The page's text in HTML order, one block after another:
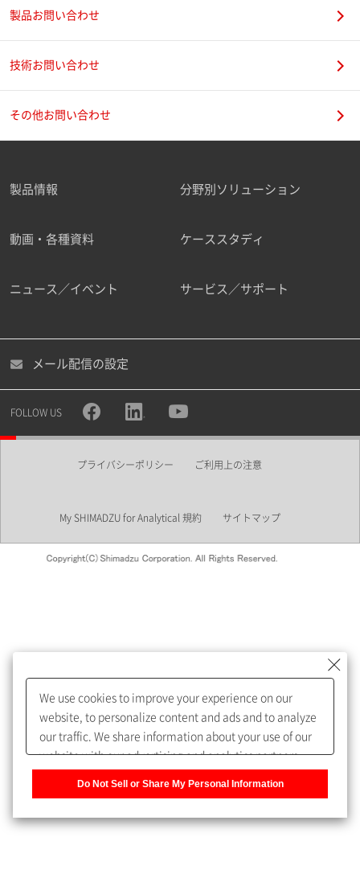
ご勤務先
職種
めします。
My SHIMADZU for Analyticalへ登録いただくと、技術情報や
取扱説明書・Webinarなどの閲覧ができます。
うになります。
製品お問い合わせ
技術お問い合わせ
その他お問い合わせ
製品情報 分野別ソリューション
動画・各種資料 ケーススタディ
ニュース／イベント サービス／サポート
メール配信の設定
FOLLOW US
プライバシーポリシー ご利用上の注意
My SHIMADZU for Analytical 規約 サイトマップ
We use cookies to improve your experience on our
website, to personalize content and ads and to analyze
our traffic. We share information about your use of our
website with our advertising and analytics partners,
Do Not Sell or Share My Personal Information